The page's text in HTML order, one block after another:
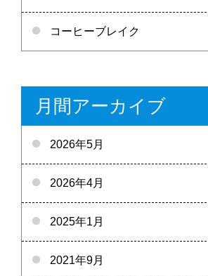
コーヒーブレイク
月間アーカイブ
2026年5月
2026年4月
2025年1月
2021年9月